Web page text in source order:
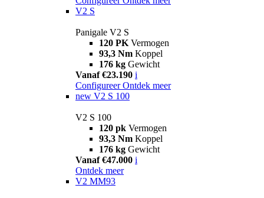
V2 S
Panigale V2 S
120 PK Vermogen
93,3 Nm Koppel
176 kg Gewicht
Vanaf €23.190 i
Configureer Ontdek meer
new V2 S 100
V2 S 100
120 pk Vermogen
93,3 Nm Koppel
176 kg Gewicht
Vanaf €47.000 i
Ontdek meer
V2 MM93